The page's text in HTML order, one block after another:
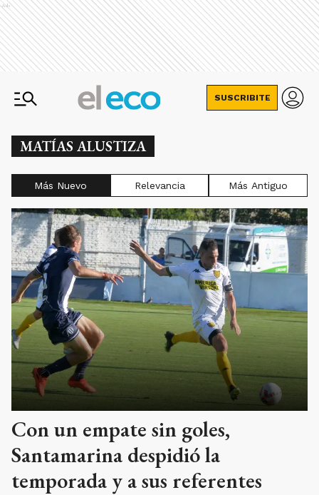
Ads
SUSCRIBITE
MATÍAS ALUSTIZA
Más Nuevo Relevancia Más Antiguo
Con un empate sin goles,
Santamarina despidió la
temporada y a sus referentes